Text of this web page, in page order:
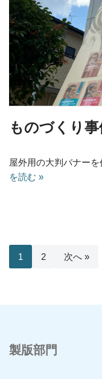
ものづくり
屋外用の大判バナー
を読む »
1 2 次へ »
製版部門